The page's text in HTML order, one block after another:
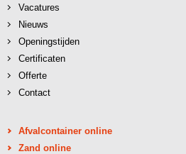
Vacatures
Nieuws
Openingstijden
Certificaten
Offerte
Contact
Afvalcontainer online
Zand online